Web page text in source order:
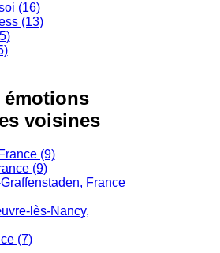
(16)
(13)
émotions
voisines
(9)
(9)
France
lès-Nancy,
(7)